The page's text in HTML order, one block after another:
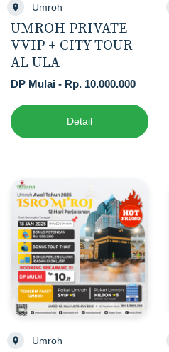
Umroh
UMROH PRIVATE
VVIP + CITY TOUR
AL ULA
DP Mulai - Rp. 10.000.000
Detail
Umroh